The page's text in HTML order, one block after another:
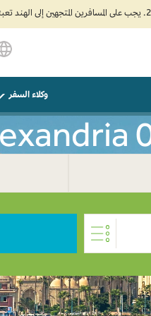
وكلاء السفر